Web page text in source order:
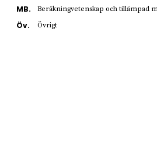
MB. Beräkningvetenskap och tillämpad
Öv. Övrigt